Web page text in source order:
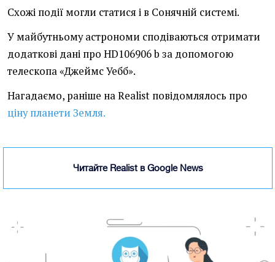
Схожі події могли статися і в Сонячній системі.
У майбутньому астрономи сподіваються отримати
додаткові дані про HD106906 b за допомогою
телескопа «Джеймс Уебб».
Нагадаємо, раніше на Realist повідомлялось про
ціну планети Земля.
Читайте Realist в Google News